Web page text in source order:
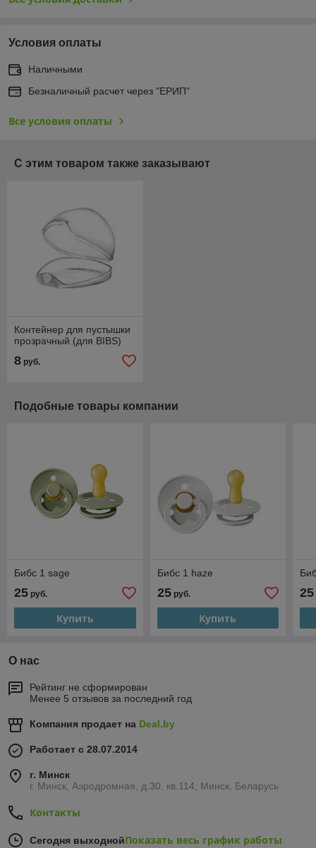
Условия оплаты
Наличными
Безналичный расчет через "ЕРИП"
Все условия оплаты
С этим товаром также заказывают
Контейнер для пустышки
прозрачный (для BIBS)
8 руб.
Подобные товары компании
Бибс 1 sage
25 руб.
Купить
Бибс 1 haze
25руб.
Купить
25
О нас
Рейтинг не сформирован
Менее 5 отзывов за последний год
Компания продает на Deal.by
Работает с 28.07.2014
г. Минск
г. Минск, Аэродромная, д.30, кв.114, Минск, Беларусь
Контакты
Сегодня выходнойПоказать весь график работы